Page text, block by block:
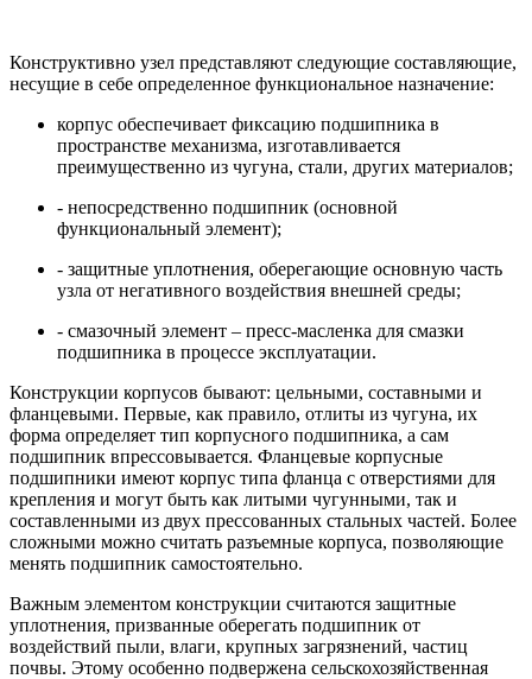
Конструктивно узел представляют следующие составляющие,
несущие в себе определенное функциональное назначение:
корпус обеспечивает фиксацию подшипника в
пространстве механизма, изготавливается
преимущественно из чугуна, стали, других материалов;
- непосредственно подшипник (основной
функциональный элемент);
- защитные уплотнения, оберегающие основную часть
узла от негативного воздействия внешней среды;
- смазочный элемент – пресс-масленка для смазки
подшипника в процессе эксплуатации.
Конструкции корпусов бывают: цельными, составными и
фланцевыми. Первые, как правило, отлиты из чугуна, их
форма определяет тип корпусного подшипника, а сам
подшипник впрессовывается. Фланцевые корпусные
подшипники имеют корпус типа фланца с отверстиями для
крепления и могут быть как литыми чугунными, так и
составленными из двух прессованных стальных частей. Более
сложными можно считать разъемные корпуса, позволяющие
менять подшипник самостоятельно.
Важным элементом конструкции считаются защитные
уплотнения, призванные оберегать подшипник от
воздействий пыли, влаги, крупных загрязнений, частиц
почвы. Этому особенно подвержена сельскохозяйственная